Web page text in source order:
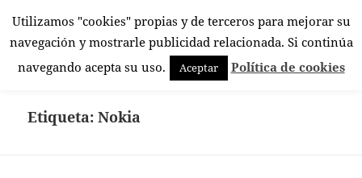
El Rincón Androide
MENÚ
Y
Etiqueta:Nokia
Utilizamos "cookies" propias y de terceros para mejorar su
navegación y mostrarle publicidad relacionada. Si continúa
navegando acepta su uso.
Aceptar Política de cookies